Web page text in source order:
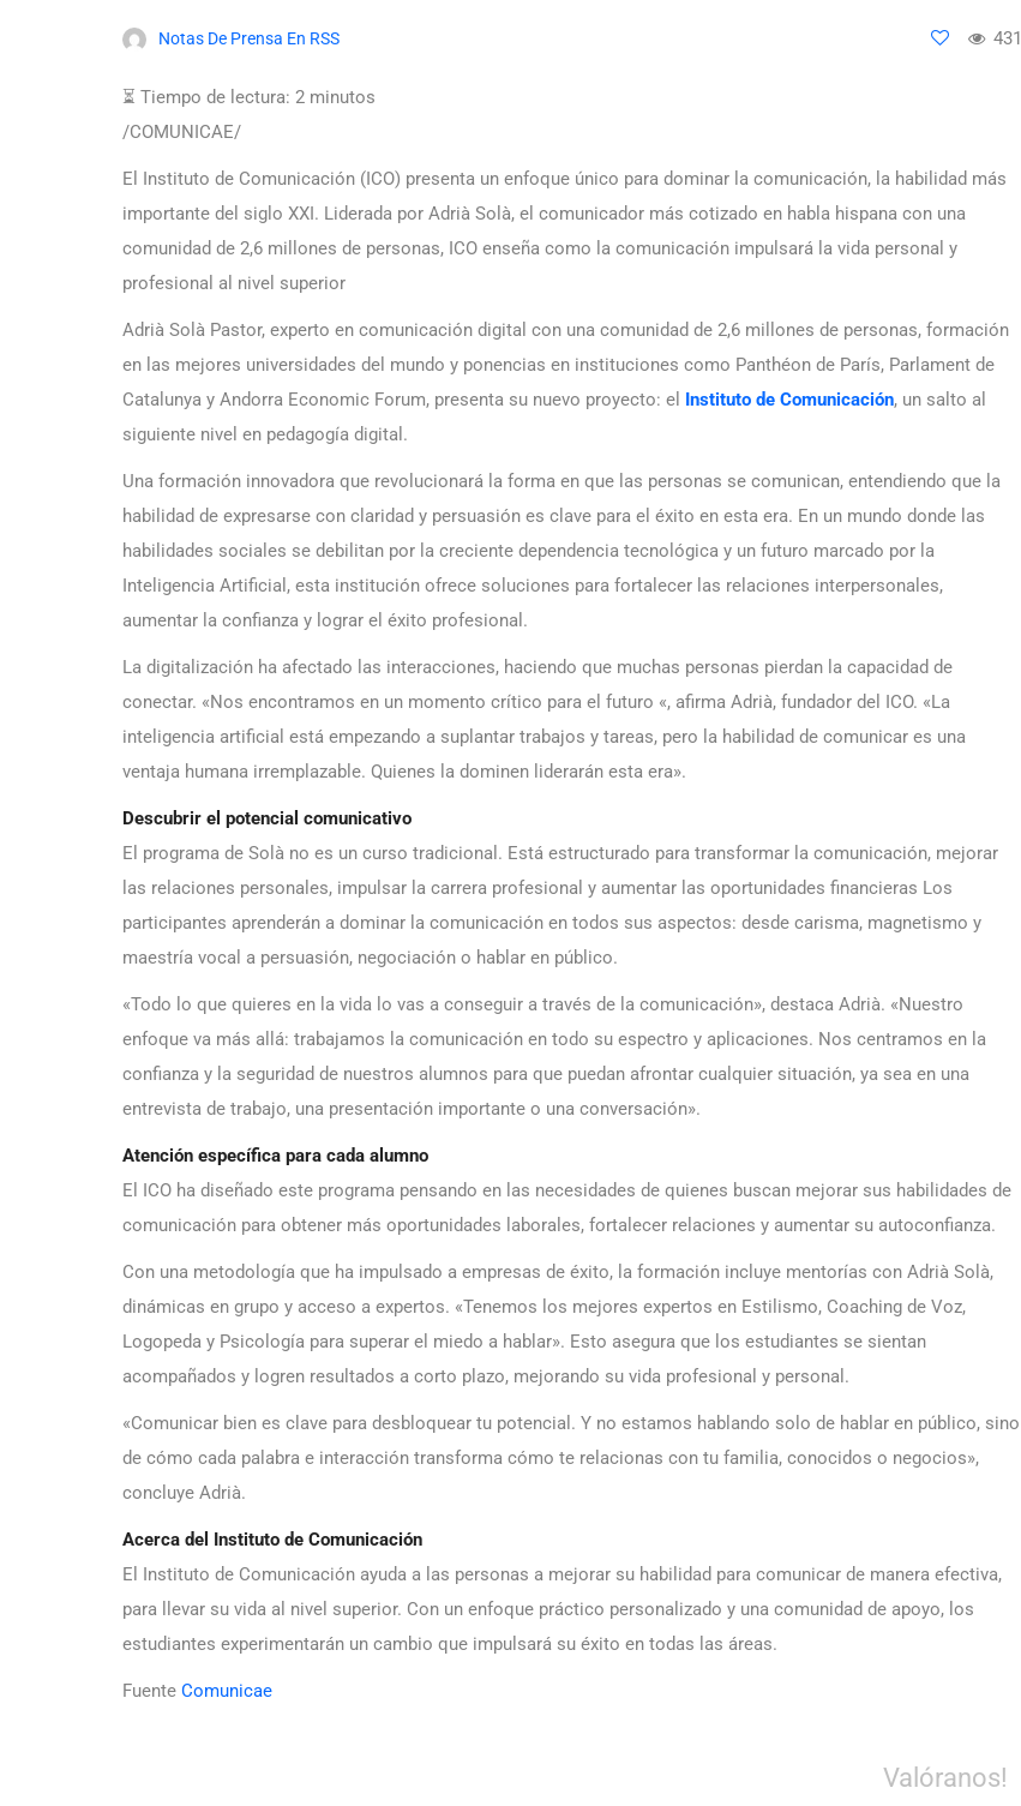
Notas De Prensa En RSS 431
⏳ Tiempo de lectura: 2 minutos
/COMUNICAE/
El Instituto de Comunicación (ICO) presenta un enfoque único para dominar la comunicación, la habilidad más
importante del siglo XXI. Liderada por Adrià Solà, el comunicador más cotizado en habla hispana con una
comunidad de 2,6 millones de personas, ICO enseña como la comunicación impulsará la vida personal y
profesional al nivel superior
Adrià Solà Pastor, experto en comunicación digital con una comunidad de 2,6 millones de personas, formación
en las mejores universidades del mundo y ponencias en instituciones como Panthéon de París, Parlament de
Catalunya y Andorra Economic Forum, presenta su nuevo proyecto: el Instituto de Comunicación, un salto al
siguiente nivel en pedagogía digital.
Una formación innovadora que revolucionará la forma en que las personas se comunican, entendiendo que la
habilidad de expresarse con claridad y persuasión es clave para el éxito en esta era. En un mundo donde las
habilidades sociales se debilitan por la creciente dependencia tecnológica y un futuro marcado por la
Inteligencia Artificial, esta institución ofrece soluciones para fortalecer las relaciones interpersonales,
aumentar la confianza y lograr el éxito profesional.
La digitalización ha afectado las interacciones, haciendo que muchas personas pierdan la capacidad de
conectar. «Nos encontramos en un momento crítico para el futuro «, afirma Adrià, fundador del ICO. «La
inteligencia artificial está empezando a suplantar trabajos y tareas, pero la habilidad de comunicar es una
ventaja humana irremplazable. Quienes la dominen liderarán esta era».
Descubrir el potencial comunicativo
El programa de Solà no es un curso tradicional. Está estructurado para transformar la comunicación, mejorar
las relaciones personales, impulsar la carrera profesional y aumentar las oportunidades financieras Los
participantes aprenderán a dominar la comunicación en todos sus aspectos: desde carisma, magnetismo y
maestría vocal a persuasión, negociación o hablar en público.
«Todo lo que quieres en la vida lo vas a conseguir a través de la comunicación», destaca Adrià. «Nuestro
enfoque va más allá: trabajamos la comunicación en todo su espectro y aplicaciones. Nos centramos en la
confianza y la seguridad de nuestros alumnos para que puedan afrontar cualquier situación, ya sea en una
entrevista de trabajo, una presentación importante o una conversación».
Atención específica para cada alumno
El ICO ha diseñado este programa pensando en las necesidades de quienes buscan mejorar sus habilidades de
comunicación para obtener más oportunidades laborales, fortalecer relaciones y aumentar su autoconfianza.
Con una metodología que ha impulsado a empresas de éxito, la formación incluye mentorías con Adrià Solà,
dinámicas en grupo y acceso a expertos. «Tenemos los mejores expertos en Estilismo, Coaching de Voz,
Logopeda y Psicología para superar el miedo a hablar». Esto asegura que los estudiantes se sientan
acompañados y logren resultados a corto plazo, mejorando su vida profesional y personal.
«Comunicar bien es clave para desbloquear tu potencial. Y no estamos hablando solo de hablar en público, sino
de cómo cada palabra e interacción transforma cómo te relacionas con tu familia, conocidos o negocios»,
concluye Adrià.
Acerca del Instituto de Comunicación
El Instituto de Comunicación ayuda a las personas a mejorar su habilidad para comunicar de manera efectiva,
para llevar su vida al nivel superior. Con un enfoque práctico personalizado y una comunidad de apoyo, los
estudiantes experimentarán un cambio que impulsará su éxito en todas las áreas.
Fuente Comunicae
Valóranos!